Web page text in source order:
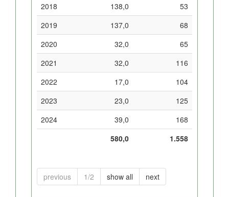
2018
138,0
53
2019
137,0
68
2020
32,0
65
2021
32,0
116
2022
17,0
104
2023
23,0
125
2024
39,0
168
580,0
1.558
previous 1/2 show all next